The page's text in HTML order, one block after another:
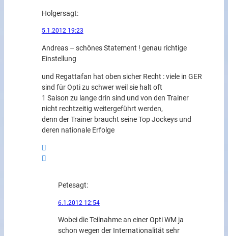
Holgersagt:
5.1.2012 19:23
Andreas – schönes Statement ! genau richtige
Einstellung
und Regattafan hat oben sicher Recht : viele in GER
sind für Opti zu schwer weil sie halt oft
1 Saison zu lange drin sind und von den Trainer
nicht rechtzeitig weitergeführt werden,
denn der Trainer braucht seine Top Jockeys und
deren nationale Erfolge
Petesagt:
6.1.2012 12:54
Wobei die Teilnahme an einer Opti WM ja
schon wegen der Internationalität sehr